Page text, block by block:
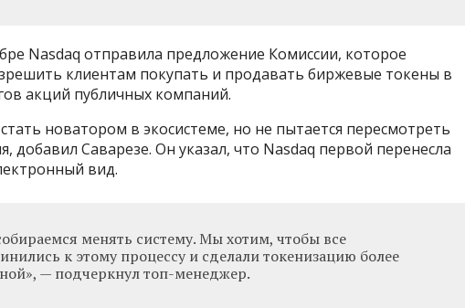
Nasdaq отправила предложение Комиссии, которое
клиентам покупать и продавать биржевые токены в
акций публичных компаний.
новатором в экосистеме, но не пытается пересмотреть
добавил Саварезе. Он указал, что Nasdaq первой перенесла
вид.
менять систему. Мы хотим, чтобы все
к этому процессу и сделали токенизацию более
— подчеркнул топ-менеджер.